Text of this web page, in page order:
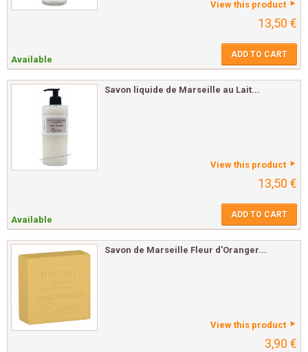
View this product
13,50 €
Available ADD TO CART
Savon liquide de Marseille au Lait...
View this product
13,50 €
Available ADD TO CART
Savon de Marseille Fleur d'Oranger...
View this product
3,90 €